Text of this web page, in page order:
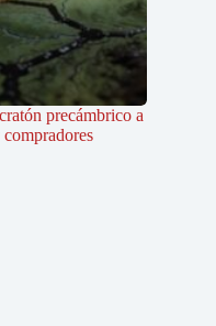
precámbrico a